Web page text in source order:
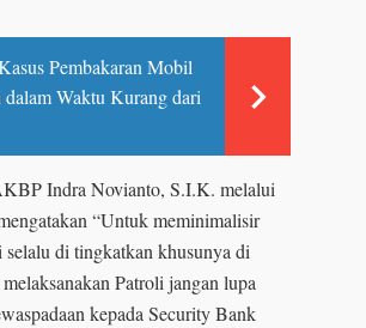
Pembakaran Mobil
Waktu Kurang dari
Indra Novianto, S.I.K. melalui
“Untuk meminimalisir
di tingkatkan khusunya di
Patroli jangan lupa
kepada Security Bank